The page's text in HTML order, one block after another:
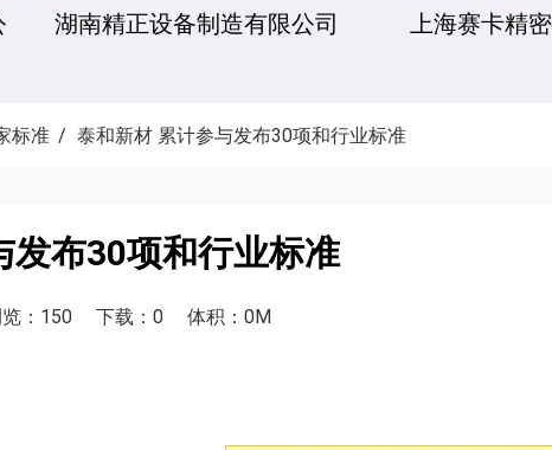
湖南精正设备制造有限公司 上海赛卡精
标准 泰和新材 累计参与发布30项和行业标准
发布30项和行业标准
：150 下载：0 体积：0M